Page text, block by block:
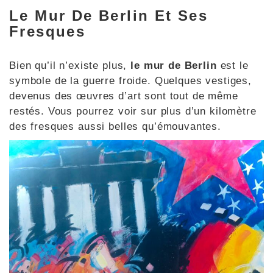
Le Mur De Berlin Et Ses
Fresques
Bien qu’il n’existe plus, le mur de Berlin est le
symbole de la guerre froide. Quelques vestiges,
devenus des œuvres d’art sont tout de même
restés. Vous pourrez voir sur plus d’un kilomètre
des fresques aussi belles qu’émouvantes.